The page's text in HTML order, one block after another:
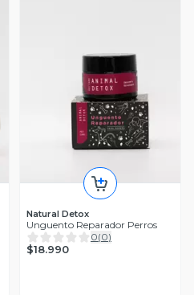
Natural Detox
Unguento Reparador Perros
0(0)
$18.990